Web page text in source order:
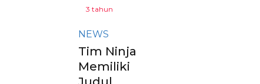
3 tahun
NEWS
Tim Ninja
Memiliki